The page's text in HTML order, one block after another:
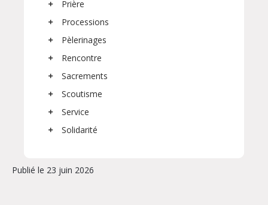
Prière
Processions
Pèlerinages
Rencontre
Sacrements
Scoutisme
Service
Solidarité
Publié le 23 juin 2026